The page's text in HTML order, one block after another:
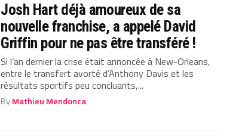
Josh Hart déjà amoureux de sa
nouvelle franchise, a appelé David
Griffin pour ne pas être transféré !
Si l’an dernier la crise était annoncée à New-Orleans,
entre le transfert avorté d’Anthony Davis et les
résultats sportifs peu concluants,...
ByMathieu Mendonca